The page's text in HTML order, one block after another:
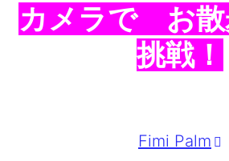
カメラで お散
挑戦！
Fimi Palm